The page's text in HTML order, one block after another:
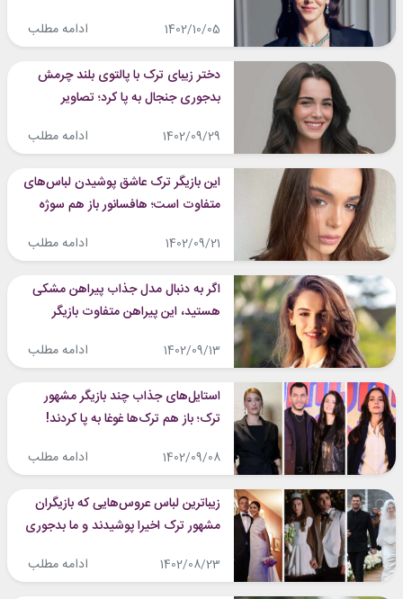
1402/10/05 ادامه مطلب
دختر زیبای ترک با پالتوی بلند چرمش
بدجوری جنجال به پا کرد؛ تصاویر
1402/09/29 ادامه مطلب
این بازیگر ترک عاشق پوشیدن لباس‌های
متفاوت است؛ هافسانور باز هم سوژه
1402/09/21 ادامه مطلب
اگر به دنبال مدل جذاب پیراهن مشکی
هستید، این پیراهن متفاوت بازیگر
1402/09/13 ادامه مطلب
استایل‌های جذاب چند بازیگر مشهور
ترک؛ باز هم ترک‌ها غوغا به پا کردند!
1402/09/08 ادامه مطلب
زیباترین لباس عروس‌هایی که بازیگران
مشهور ترک اخیرا پوشیدند و ما بدجوری
1402/08/23 ادامه مطلب